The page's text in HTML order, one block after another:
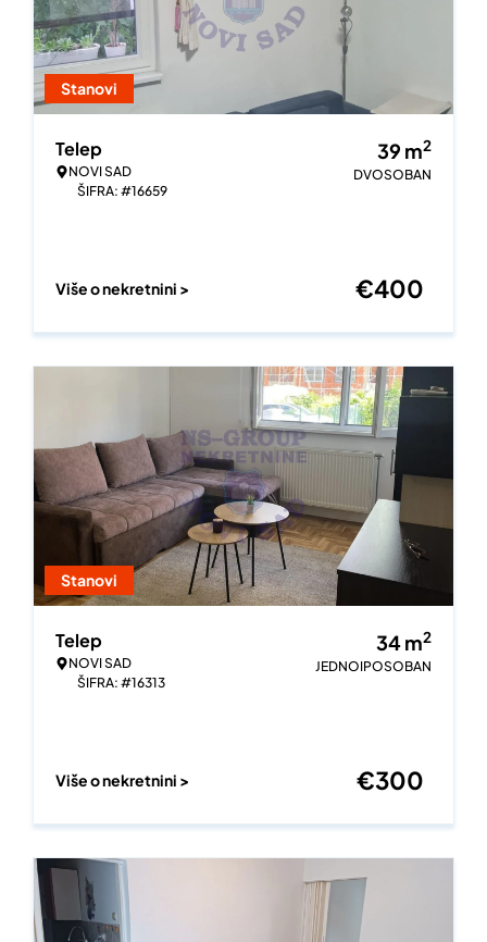
Stanovi
Telep
NOVI SAD
ŠIFRA: #16659
39 m2
DVOSOBAN
Više o nekretnini > €400
Stanovi
Telep
NOVI SAD
ŠIFRA: #16313
34m2
JEDNOIPOSOBAN
Više o nekretnini > €300